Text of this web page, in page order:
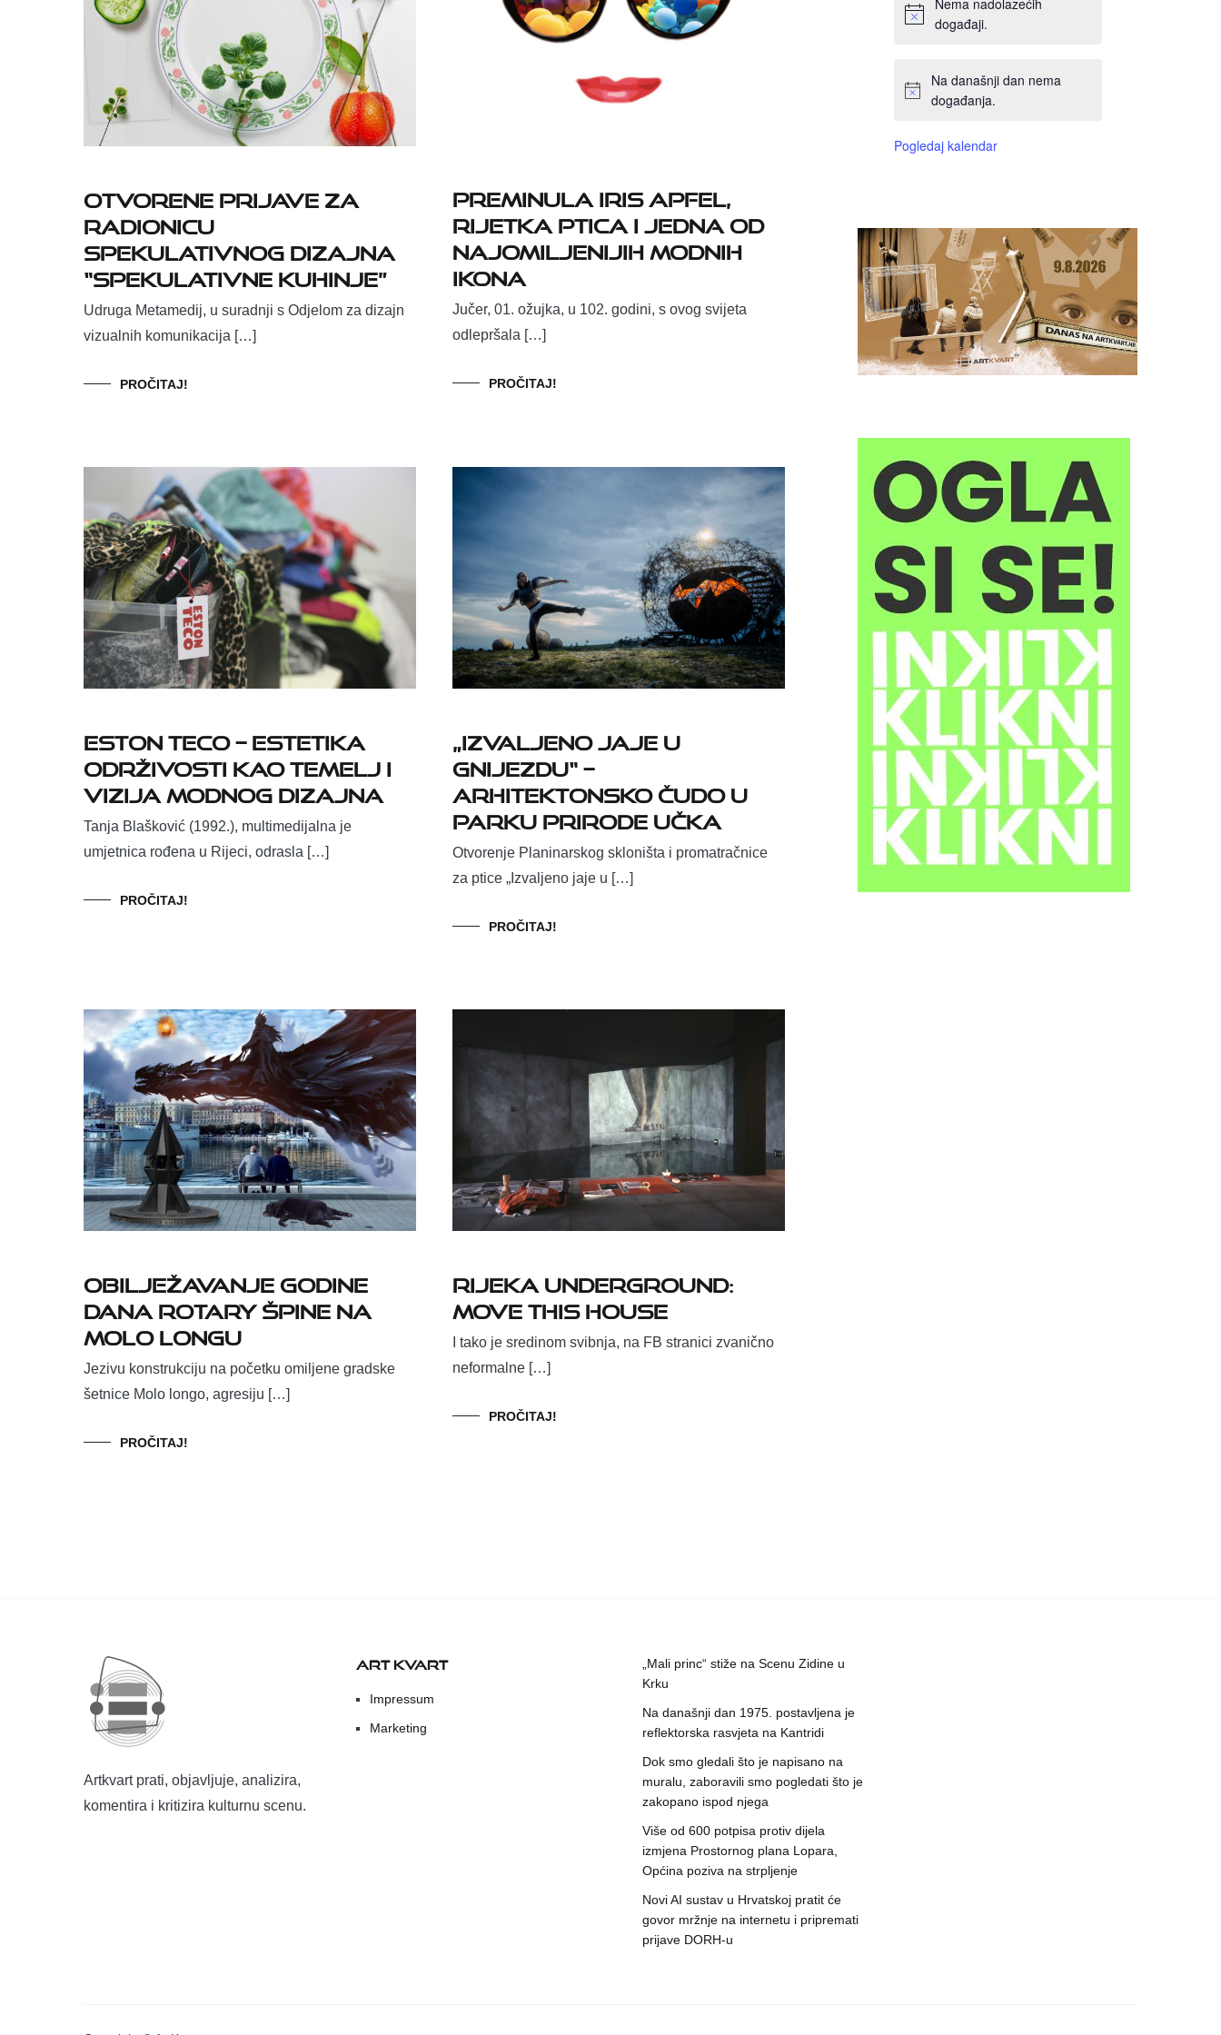
Otvorene prijave za
radionicu
spekulativnog dizajna
“Spekulativne kuhinje”
Udruga Metamedij, u suradnji s Odjelom za dizajn
vizualnih komunikacija […]
PROČITAJ!
Preminula Iris Apfel,
rijetka ptica i jedna od
najomiljenijih modnih
ikona
Jučer, 01. ožujka, u 102. godini, s ovog svijeta
odlepršala […]
PROČITAJ!
ESTON TECO – estetika
održivosti kao temelj i
vizija modnog dizajna
Tanja Blašković (1992.), multimedijalna je
umjetnica rođena u Rijeci, odrasla […]
PROČITAJ!
„Izvaljeno jaje u
gnijezdu“ –
arhitektonsko čudo u
Parku prirode Učka
Otvorenje Planinarskog skloništa i promatračnice
za ptice „Izvaljeno jaje u […]
PROČITAJ!
Obilježavanje godine
dana Rotary špine na
Molo longu
Jezivu konstrukciju na početku omiljene gradske
šetnice Molo longo, agresiju […]
PROČITAJ!
Rijeka underground:
Move this House
I tako je sredinom svibnja, na FB stranici zvanično
neformalne […]
PROČITAJ!
Nema nadolazećih
događaji.
Na današnji dan nema
događanja.
Pogledaj kalendar
Artkvart prati, objavljuje, analizira,
komentira i kritizira kulturnu scenu.
ART KVART
Impressum
Marketing
„Mali princ“ stiže na Scenu Zidine u
Krku
Na današnji dan 1975. postavljena je
reflektorska rasvjeta na Kantridi
Dok smo gledali što je napisano na
muralu, zaboravili smo pogledati što je
zakopano ispod njega
Više od 600 potpisa protiv dijela
izmjena Prostornog plana Lopara,
Općina poziva na strpljenje
Novi AI sustav u Hrvatskoj pratit će
govor mržnje na internetu i pripremati
prijave DORH-u